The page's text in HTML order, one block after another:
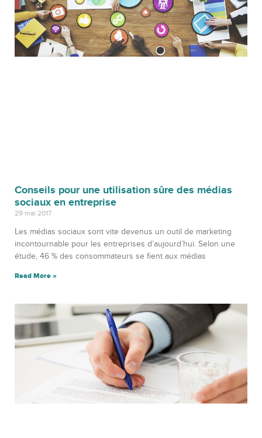
Conseils pour une utilisation sûre des médias
sociaux en entreprise
29 mai 2017
Les médias sociaux sont vite devenus un outil de marketing
incontournable pour les entreprises d’aujourd’hui. Selon une
étude, 46 % des consommateurs se fient aux médias
Read More »